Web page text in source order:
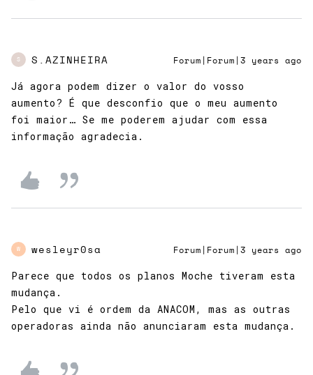
S S.AZINHEIRA Forum|Forum|3 years ago
Já agora podem dizer o valor do vosso
aumento? É que desconfio que o meu aumento
foi maior… Se me poderem ajudar com essa
informação agradecia.
W wesleyr0sa Forum|Forum|3 years ago
Parece que todos os planos Moche tiveram esta
mudança.
Pelo que vi é ordem da ANACOM, mas as outras
operadoras ainda não anunciaram esta mudança.